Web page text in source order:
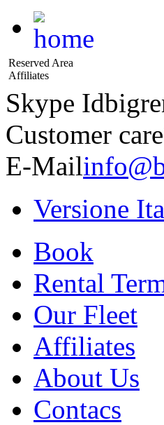
Reserved Area
Affiliates
Skype Id
Customer care
E-Mail
Versione
Book
Rental
Our Fleet
Affiliates
About Us
Contacs